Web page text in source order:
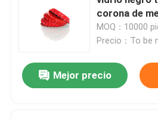
Capa de botella del frasco
Artículos de vidrio para el
corona de
MOQ：10000
Precio：To be
Mejor precio